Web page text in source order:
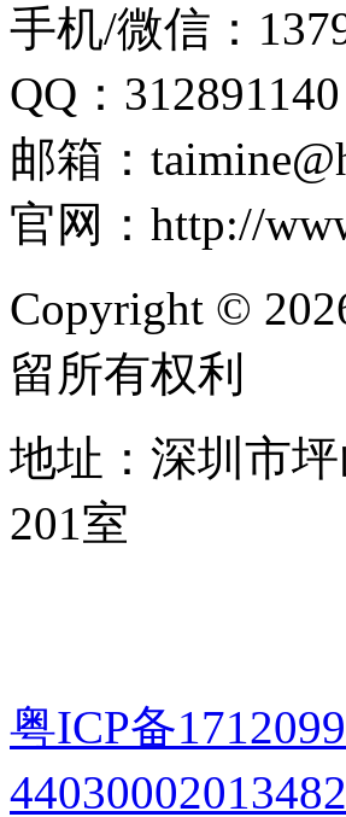
手机/微信：
QQ：312891140
邮箱：
官网：http://
Copyright ©
留所有权利
地址：深圳市
201室
粤ICP备